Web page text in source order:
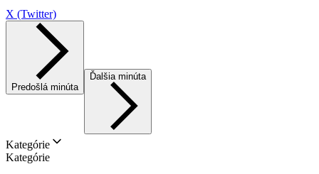
X (Twitter)
Predošlá minúta
Ďalšia minúta
Kategórie
Kategórie